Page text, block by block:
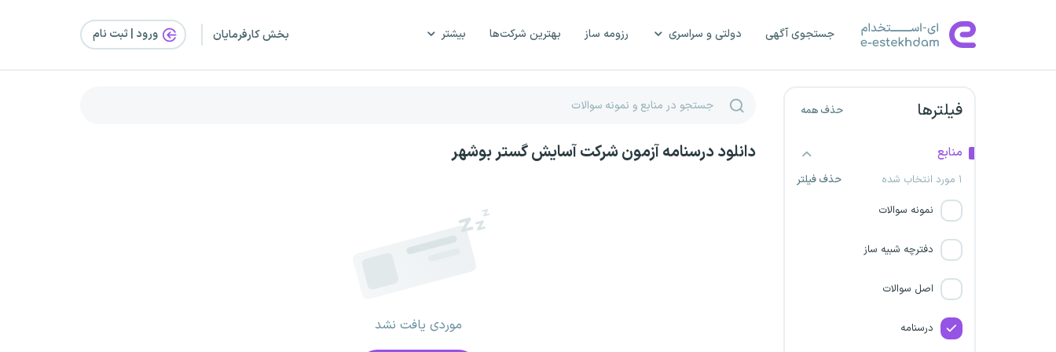
جستجوی آگهی دولتی و سراسری رزومه ساز بهترین شرکت‌ها بیشتر بخش کارفرمایان ورود | ثبت‌ نام
فیلترها حذف همه
منابع
۱ مورد انتخاب شده
حذف فیلتر
نمونه سوالات
دفترچه شبیه ساز
اصل سوالات
درسنامه
شرکت نیک آوای سپاهان
شرکت توزیع برق استان
مازندران
رضوی
دانلود درسنامه آزمون شرکت آسایش گستر بوشهر
موردی یافت نشد